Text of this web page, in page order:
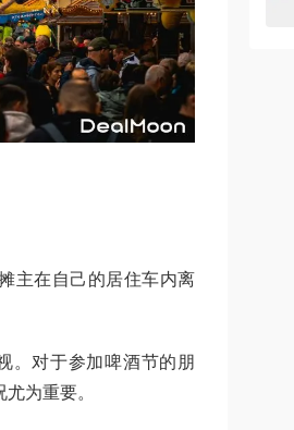
主在自己的居住车内离
。对于参加啤酒节的朋
为重要。